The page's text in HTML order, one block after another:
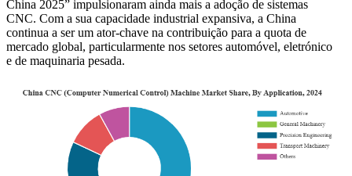
China 2025” impulsionaram ainda mais a adoção de sistemas
CNC. Com a sua capacidade industrial expansiva, a China
continua a ser um ator-chave na contribuição para a quota de
mercado global, particularmente nos setores automóvel, eletrónico
e de maquinaria pesada.